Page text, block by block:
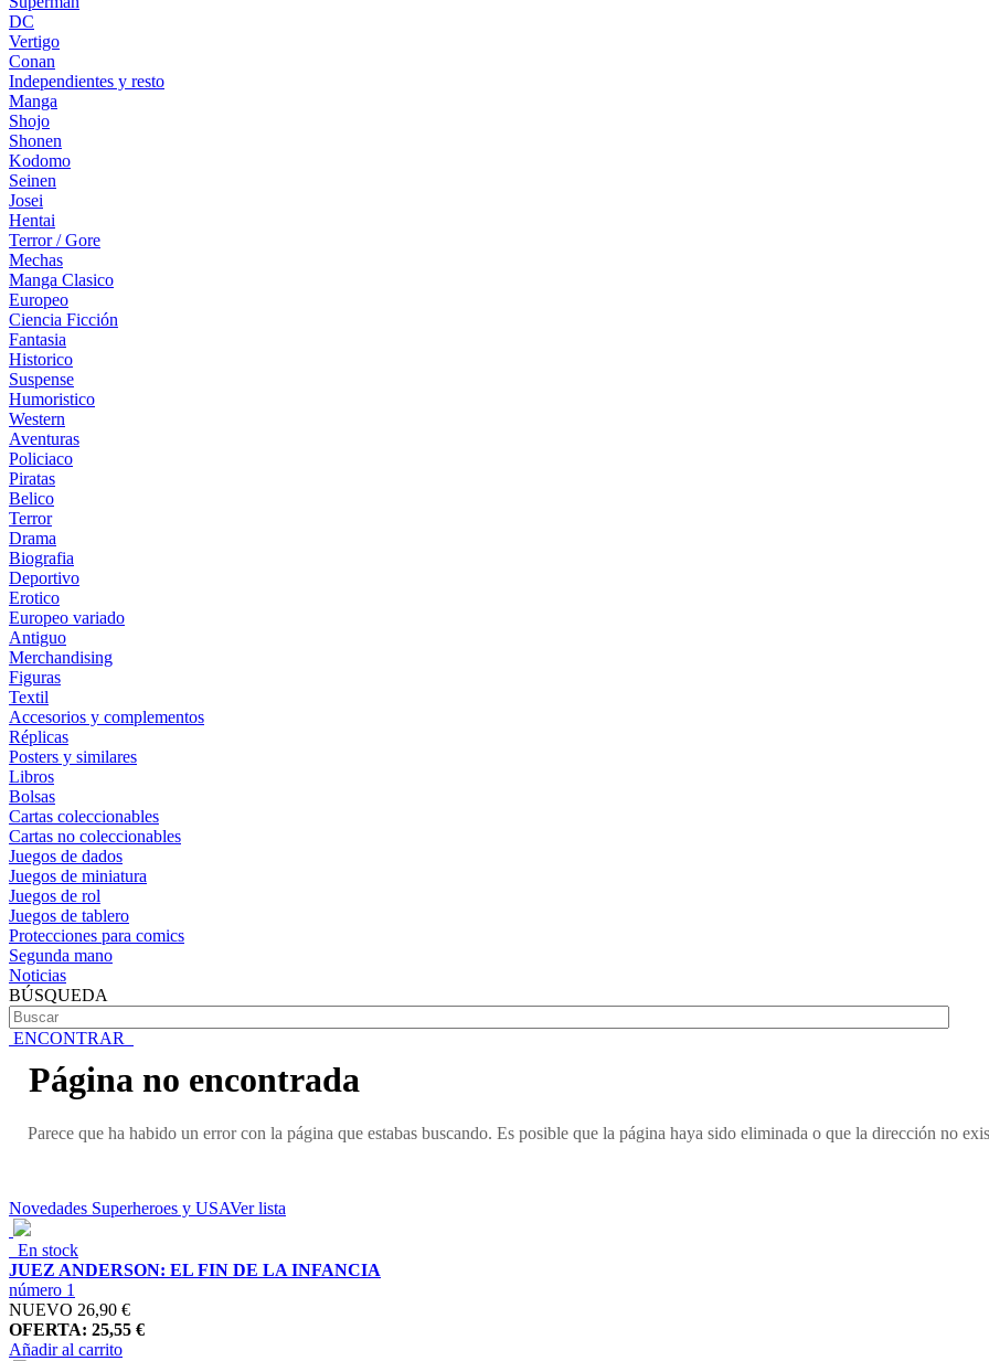
DC
Vertigo
Conan
Independientes y resto
Manga
Shojo
Shonen
Kodomo
Seinen
Josei
Hentai
Terror / Gore
Mechas
Manga Clasico
Europeo
Ciencia Ficción
Fantasia
Historico
Suspense
Humoristico
Western
Aventuras
Policiaco
Piratas
Belico
Terror
Drama
Biografia
Deportivo
Erotico
Europeo variado
Antiguo
Merchandising
Figuras
Textil
Accesorios y complementos
Réplicas
Posters y similares
Libros
Bolsas
Cartas coleccionables
Cartas no coleccionables
Juegos de dados
Juegos de miniatura
Juegos de rol
Juegos de tablero
Protecciones para comics
Segunda mano
Noticias
BÚSQUEDA
ENCONTRAR
Página no encontrada
Parece que ha habido un error con la página que estabas buscando. Es posible que la página haya sido eliminada o que la dirección no
Novedades Superheroes y USAVer lista
En stock
JUEZ ANDERSON: EL FIN DE LA INFANCIA
número 1
NUEVO 26,90 €
OFERTA: 25,55 €
Añadir al carrito